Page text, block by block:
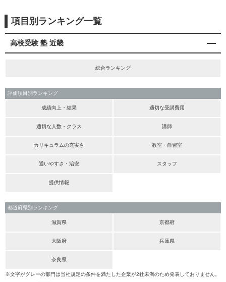
項目別ランキング一覧
高校受験 塾 近畿
総合ランキング
評価項目別ランキング
成績向上・結果 適切な受講費用
適切な人数・クラス 講師
カリキュラムの充実さ 教室・自習室
通いやすさ・治安 スタッフ
提供情報
都道府県別ランキング
滋賀県 京都府
大阪府 兵庫県
奈良県
※文字がグレーの部門は当社規定の条件を満たした企業が2社未満のため発表しておりません。